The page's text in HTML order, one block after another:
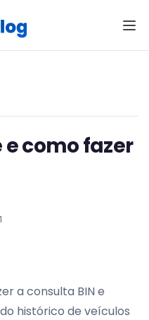
e como fazer
a consulta BIN e
histórico de veículos